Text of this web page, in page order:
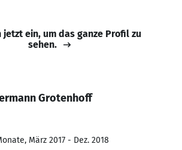
jetzt ein, um das ganze Profil zu
sehen.
Grotenhoff
März 2017 - Dez. 2018